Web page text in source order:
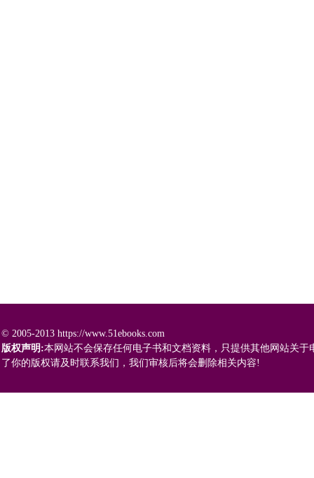
© 2005-2013 https://www.51ebooks.com
版权声明:本网站不会保存任何电子书和文档资料，只提供其他网站关
了你的版权请及时联系我们，我们审核后将会删除相关内容!